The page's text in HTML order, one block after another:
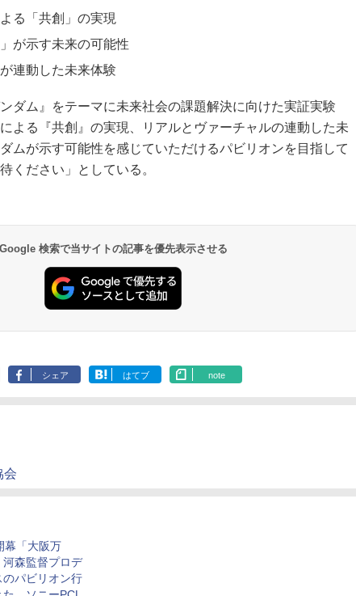
る「共創」の実現
が示す未来の可能性
連動した未来体験
ダム』をテーマに未来社会の課題解決に向けた実証実験
よる『共創』の実現、リアルとヴァーチャルの連動した未
ムが示す可能性を感じていただけるパビリオンを目指して
ください」としている。
Google 検索で当サイトの記事を優先表示させる
シェア はてブ note
会
幕「大阪万
河森監督プロデ
のパビリオン行